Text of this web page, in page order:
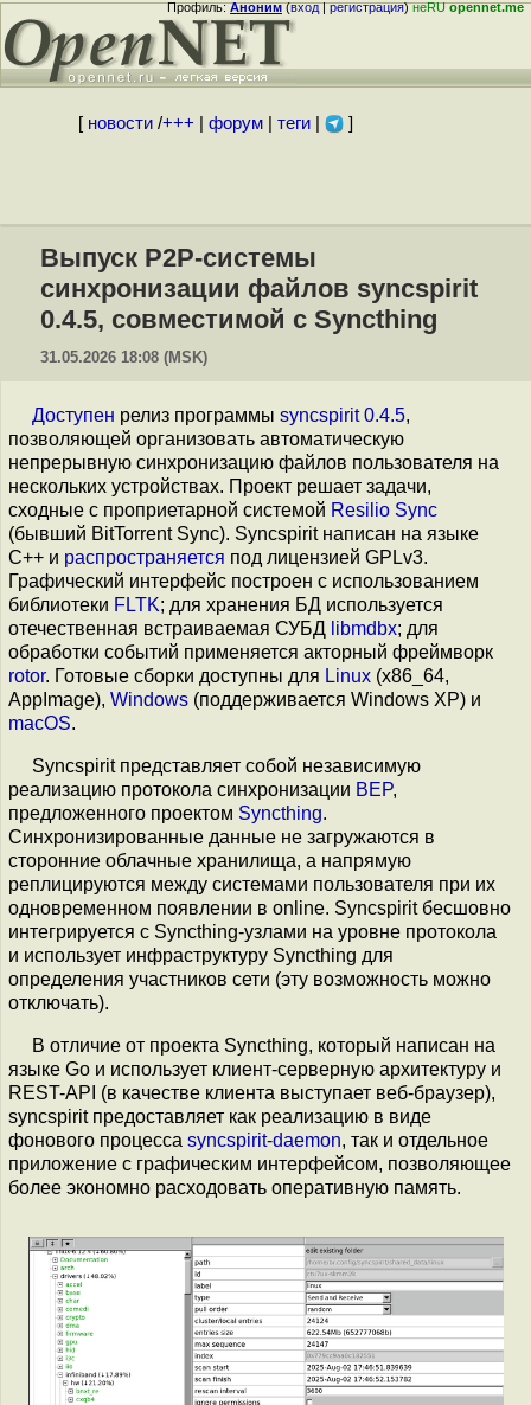
Профиль:Аноним(вход|регистрация)неRUopennet.me
[ новости/+++ форум| теги| ]
Выпуск P2P-системы
синхронизации файлов syncspirit
0.4.5, совместимой с Syncthing
31.05.2026 18:08 (MSK)
Доступен релиз программы syncspirit 0.4.5,
позволяющей организовать автоматическую
непрерывную синхронизацию файлов пользователя на
нескольких устройствах. Проект решает задачи,
сходные с проприетарной системой Resilio Sync
(бывший BitTorrent Sync). Syncspirit написан на языке
C++ и распространяется под лицензией GPLv3.
Графический интерфейс построен с использованием
библиотеки FLTK; для хранения БД используется
отечественная встраиваемая СУБД libmdbx; для
обработки событий применяется акторный фреймворк
rotor. Готовые сборки доступны для Linux (x86_64,
AppImage), Windows (поддерживается Windows XP) и
macOS.
Syncspirit представляет собой независимую
реализацию протокола синхронизации BEP,
предложенного проектом Syncthing.
Синхронизированные данные не загружаются в
сторонние облачные хранилища, а напрямую
реплицируются между системами пользователя при их
одновременном появлении в online. Syncspirit бесшовно
интегрируется с Syncthing-узлами на уровне протокола
и использует инфраструктуру Syncthing для
определения участников сети (эту возможность можно
отключать).
В отличие от проекта Syncthing, который написан на
языке Go и использует клиент-серверную архитектуру и
REST-API (в качестве клиента выступает веб-браузер),
syncspirit предоставляет как реализацию в виде
фонового процесса syncspirit-daemon, так и отдельное
приложение с графическим интерфейсом, позволяющее
более экономно расходовать оперативную память.